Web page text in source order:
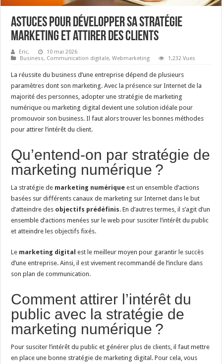
Astuces pour développer sa stratégie
marketing et attirer des clients
Eric.
10 mai 2026
Business, Communication digitale,Webmarketing 1,232 Vues
La réussite du business d’une entreprise dépend de plusieurs
paramètres dont son marketing. Avec la présence sur Internet de la
majorité des personnes, adopter une stratégie de marketing
numérique ou marketing digital devient une solution idéale pour
promouvoir son business. Il faut alors trouver les bonnes méthodes
pour attirer l’intérêt du client.
Qu’entend-on par stratégie de
marketing numérique ?
La stratégie de marketing numériqueest un ensemble d’actions
basées sur différents canaux de marketing sur Internet dans le but
d’atteindre des objectifs prédéfinis. En d’autres termes, il s’agit d’un
ensemble d’actions menées sur le web pour susciter l’intérêt du public
et atteindre les objectifs fixés.
Le marketing digitalest le meilleur moyen pour garantir le succès
d’une entreprise. Ainsi, il est vivement recommandé de l’inclure dans
son plan de communication.
Comment attirer l’intérêt du
public avec la stratégie de
marketing numérique ?
Pour susciter l’intérêt du public et générer plus de clients, il faut mettre
en place une bonne stratégie de marketing digital. Pour cela, vous